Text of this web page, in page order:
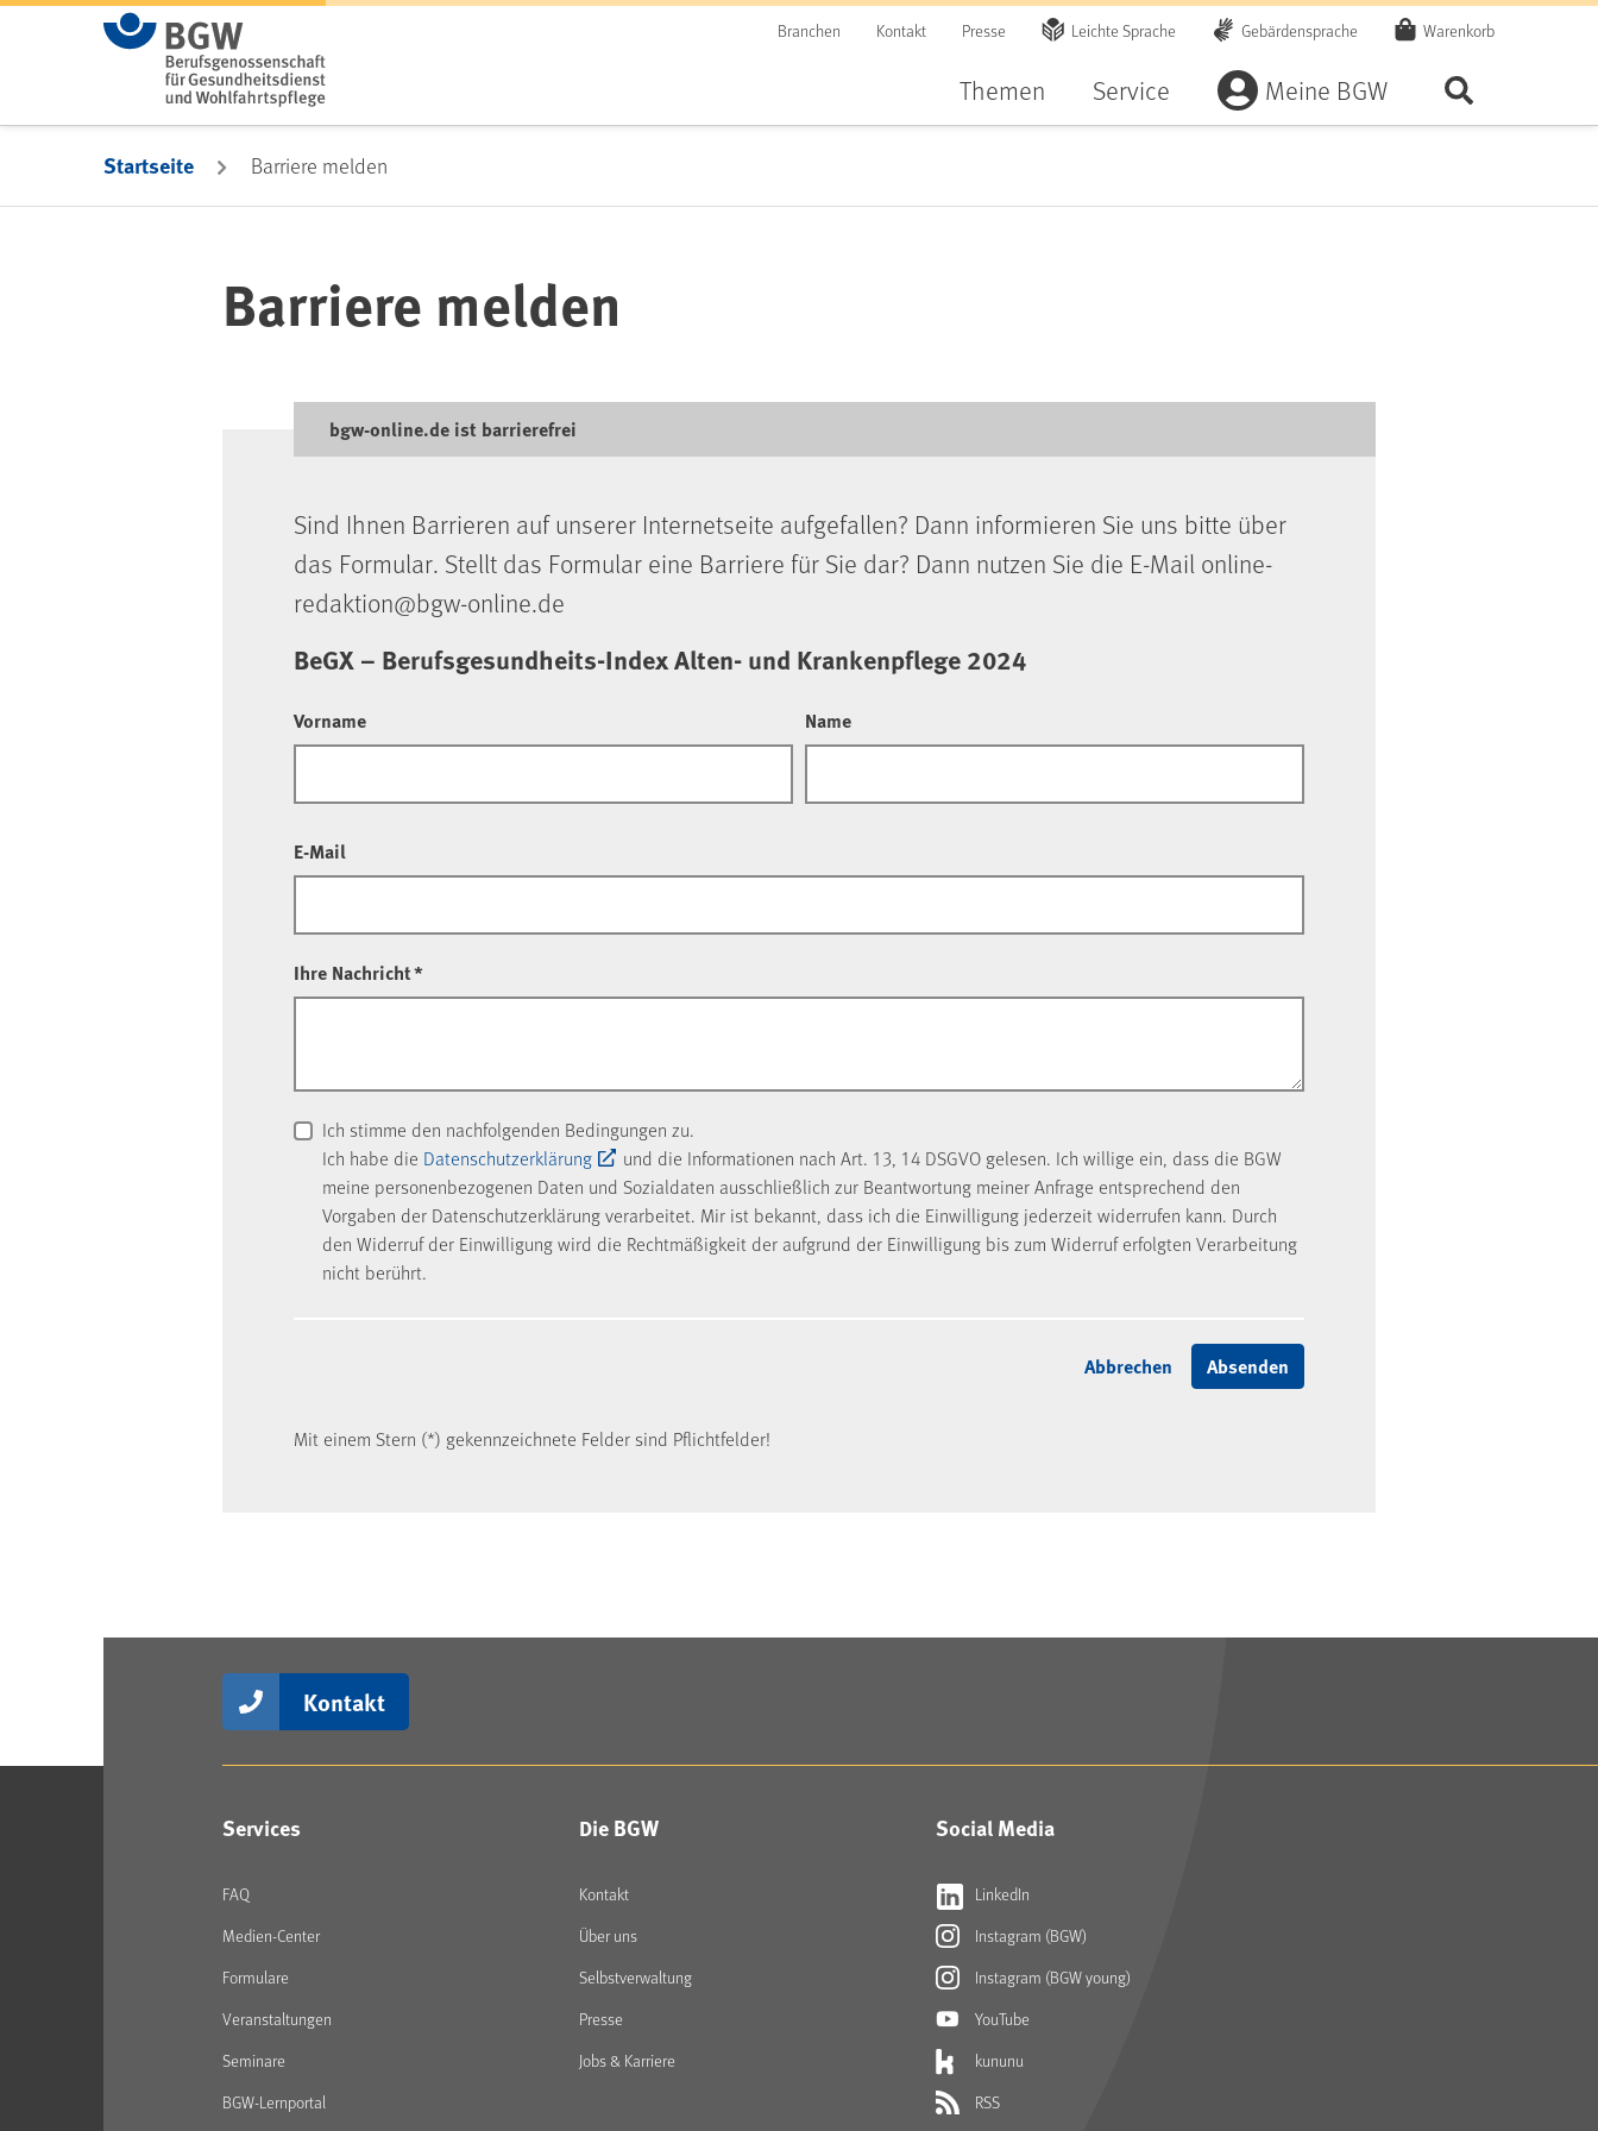
Zum Hauptinhalt springen Branchen Kontakt Presse Leichte Sprache Gebärdensprache Warenkorb
Themen Service Meine BGW
Startseite Barriere melden
Barriere melden
bgw-online.de ist barrierefrei
Sind Ihnen Barrieren auf unserer Internetseite aufgefallen? Dann informieren Sie uns bitte über
das Formular. Stellt das Formular eine Barriere für Sie dar? Dann nutzen Sie die E-Mail online-
redaktion@bgw-online.de
BeGX – Berufsgesundheits-Index Alten- und Krankenpflege 2024
Vorname Name
E-Mail
Ihre Nachricht*
Ich stimme den nachfolgenden Bedingungen zu.
Ich habe die Datenschutzerklärung
und die Informationen nach Art. 13, 14 DSGVO gelesen. Ich willige ein, dass die BGW
meine personenbezogenen Daten und Sozialdaten ausschließlich zur Beantwortung meiner Anfrage entsprechend den
Vorgaben der Datenschutzerklärung verarbeitet. Mir ist bekannt, dass ich die Einwilligung jederzeit widerrufen kann. Durch
den Widerruf der Einwilligung wird die Rechtmäßigkeit der aufgrund der Einwilligung bis zum Widerruf erfolgten Verarbeitung
nicht berührt.
Mit einem Stern (*) gekennzeichnete Felder sind Pflichtfelder!
Kontakt
Services
FAQ
Medien-Center
Formulare
Veranstaltungen
Seminare
BGW-Lernportal
Die BGW
Kontakt
Über uns
Selbstverwaltung
Presse
Jobs & Karriere
Social Media
LinkedIn
Instagram (BGW)
Instagram (BGW young)
YouTube
kununu
RSS